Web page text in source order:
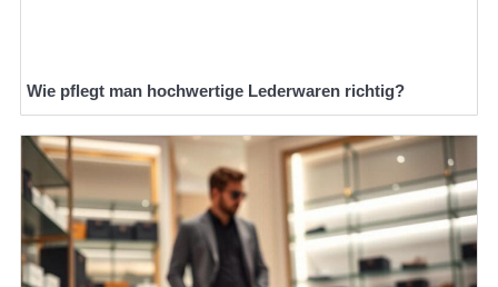
Wie pflegt man hochwertige Lederwaren richtig?